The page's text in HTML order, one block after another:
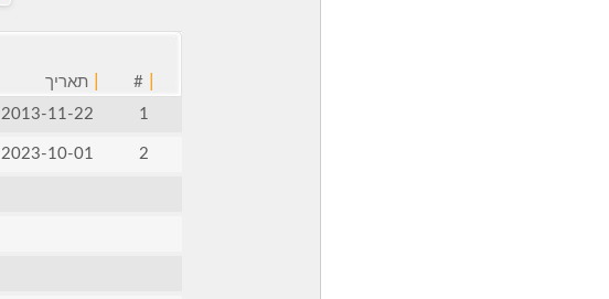
# תאריך
1
2013-11-22
2
2023-10-01